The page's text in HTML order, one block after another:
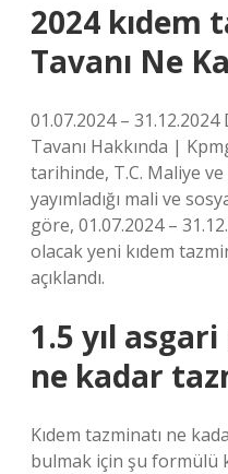
2024 kıdem
Tavanı Ne
01.07.2024 –
Tavanı Hakkında |
tarihinde, T.C. Maliye ve
yayımladığı mali ve
göre, 01.07.2024 –
olacak yeni kıdem
açıklandı.
1.5 yıl
ne kadar
Kıdem tazminatı ne
bulmak için şu formülü